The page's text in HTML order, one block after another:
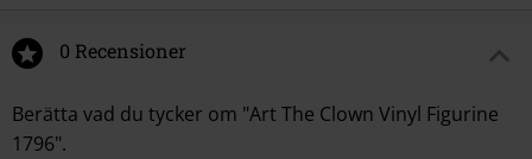
0 Recensioner
Berätta vad du tycker om "Art The Clown Vinyl Figurine
1796".